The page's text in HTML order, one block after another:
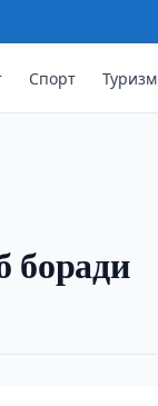
Спорт Туризм
боради